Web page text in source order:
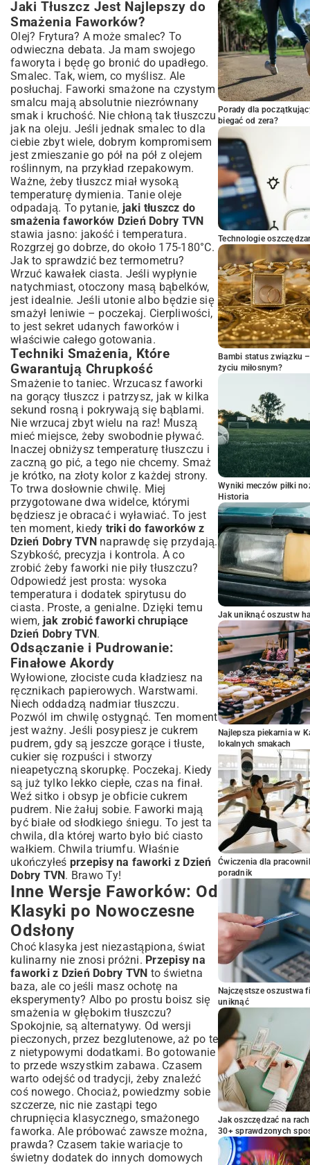
Jaki Tłuszcz Jest Najlepszy do
Smażenia Faworków?
Olej? Frytura? A może smalec? To
odwieczna debata. Ja mam swojego
faworyta i będę go bronić do upadłego.
Smalec. Tak, wiem, co myślisz. Ale
posłuchaj. Faworki smażone na czystym
smalcu mają absolutnie niezrównany
smak i kruchość. Nie chłoną tak tłuszczu
jak na oleju. Jeśli jednak smalec to dla
ciebie zbyt wiele, dobrym kompromisem
jest zmieszanie go pół na pół z olejem
roślinnym, na przykład rzepakowym.
Ważne, żeby tłuszcz miał wysoką
temperaturę dymienia. Tanie oleje
odpadają. To pytanie, jaki tłuszcz do
smażenia faworków Dzień Dobry TVN
stawia jasno: jakość i temperatura.
Rozgrzej go dobrze, do około 175-180°C.
Jak to sprawdzić bez termometru?
Wrzuć kawałek ciasta. Jeśli wypłynie
natychmiast, otoczony masą bąbelków,
jest idealnie. Jeśli utonie albo będzie się
smażył leniwie – poczekaj. Cierpliwości,
to jest sekret udanych faworków i
właściwie całego gotowania.
Techniki Smażenia, Które
Gwarantują Chrupkość
Smażenie to taniec. Wrzucasz faworki
na gorący tłuszcz i patrzysz, jak w kilka
sekund rosną i pokrywają się bąblami.
Nie wrzucaj zbyt wielu na raz! Muszą
mieć miejsce, żeby swobodnie pływać.
Inaczej obniżysz temperaturę tłuszczu i
zaczną go pić, a tego nie chcemy. Smaż
je krótko, na złoty kolor z każdej strony.
To trwa dosłownie chwilę. Miej
przygotowane dwa widelce, którymi
będziesz je obracać i wyławiać. To jest
ten moment, kiedy triki do faworków z
Dzień Dobry TVNnaprawdę się przydają.
Szybkość, precyzja i kontrola. A co
zrobić żeby faworki nie piły tłuszczu?
Odpowiedź jest prosta: wysoka
temperatura i dodatek spirytusu do
ciasta. Proste, a genialne. Dzięki temu
wiem, jak zrobić faworki chrupiące
Dzień Dobry TVN.
Odsączanie i Pudrowanie:
Finałowe Akordy
Wyłowione, złociste cuda kładziesz na
ręcznikach papierowych. Warstwami.
Niech oddadzą nadmiar tłuszczu.
Pozwól im chwilę ostygnąć. Ten moment
jest ważny. Jeśli posypiesz je cukrem
pudrem, gdy są jeszcze gorące i tłuste,
cukier się rozpuści i stworzy
nieapetyczną skorupkę. Poczekaj. Kiedy
są już tylko lekko ciepłe, czas na finał.
Weź sitko i obsyp je obficie cukrem
pudrem. Nie żałuj sobie. Faworki mają
być białe od słodkiego śniegu. To jest ta
chwila, dla której warto było bić ciasto
wałkiem. Chwila triumfu. Właśnie
ukończyłeś przepisy na faworki z Dzień
Dobry TVN. Brawo Ty!
Inne Wersje Faworków: Od
Klasyki po Nowoczesne
Odsłony
Choć klasyka jest niezastąpiona, świat
kulinarny nie znosi próżni. Przepisy na
faworki z Dzień Dobry TVN to świetna
baza, ale co jeśli masz ochotę na
eksperymenty? Albo po prostu boisz się
smażenia w głębokim tłuszczu?
Spokojnie, są alternatywy. Od wersji
pieczonych, przez bezglutenowe, aż po te
z nietypowymi dodatkami. Bo gotowanie
to przede wszystkim zabawa. Czasem
warto odejść od tradycji, żeby znaleźć
coś nowego. Chociaż, powiedzmy sobie
szczerze, nic nie zastąpi tego
chrupnięcia klasycznego, smażonego
faworka. Ale próbować zawsze można,
prawda? Czasem takie wariacje to
świetny dodatek do innych domowych
Porady dla
biegać od zera?
Technologie
Bambi status związku
życiu miłosnym?
Wyniki meczów piłki
Historia
Jak uniknąć oszustw
Najlepsza piekarnia w
lokalnych smakach
Ćwiczenia dla
poradnik
Najczęstsze oszustwa
uniknąć
Jak oszczędzać na
30+ sprawdzonych